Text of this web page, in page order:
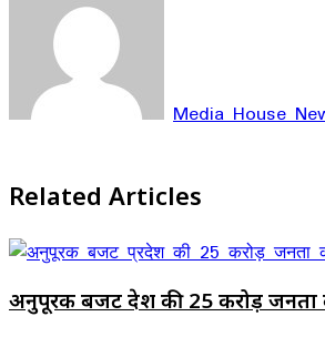
Media House
Related Articles
अनुपूरक बजट प्रदेश की 25 करोड़